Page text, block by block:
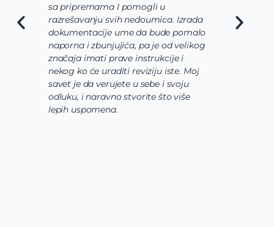
sa pripremama I pomogli u
razrešavanju svih nedoumica. Izrada
dokumentacije ume da bude pomalo
naporna i zbunjujića, pa je od velikog
značaja imati prave instrukcije i
nekog ko će uraditi reviziju iste. Moj
savet je da verujete u sebe i svoju
odluku, i naravno stvorite što više
lepih uspomena.